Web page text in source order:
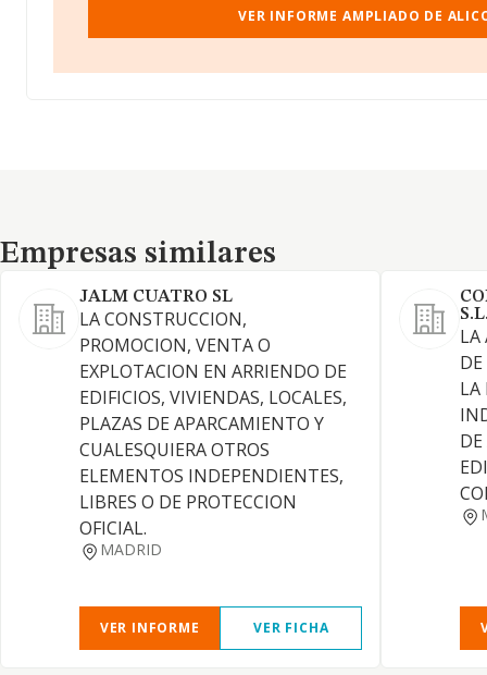
VER INFORME AMPLIADO DE
Empresas similares
Empresas similares
JALM CUATRO SL
LA CONSTRUCCION,
PROMOCION, VENTA O
EXPLOTACION EN ARRIENDO DE
EDIFICIOS, VIVIENDAS, LOCALES,
PLAZAS DE APARCAMIENTO Y
CUALESQUIERA OTROS
ELEMENTOS INDEPENDIENTES,
LIBRES O DE PROTECCION
OFICIAL.
MADRID
VER INFORME VER FICHA
S.L.
LA
LA